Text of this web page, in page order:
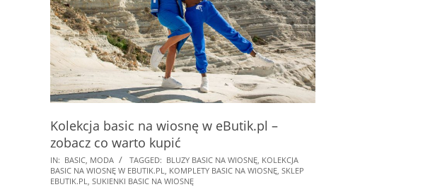
Kolekcja basic na wiosnę w eButik.pl –
zobacz co warto kupić
2023-
02-
IN: BASIC MODA TAGGED: BLUZY BASIC NA WIOSNĘ KOLEKCJA
BASIC NA WIOSNĘ W EBUTIK.PL
KOMPLETY BASIC NA WIOSNĘ SKLEP
EBUTIK.PL
SUKIENKI BASIC NA WIOSNĘ